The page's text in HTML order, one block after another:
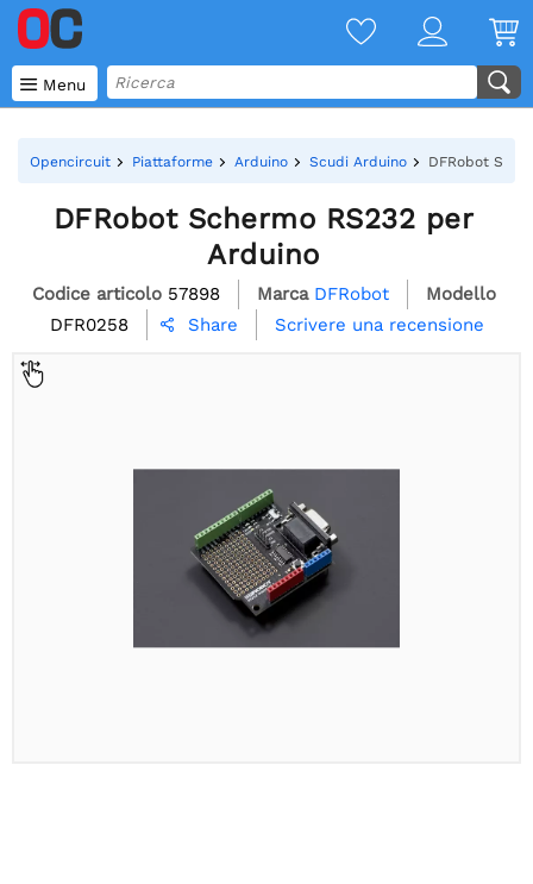
 Menu
Opencircuit Piattaforme Arduino Scudi Arduino DFRobot
DFRobot Schermo RS232 per
Arduino
Codice articolo 57898 Marca DFRobot
Modello
DFR0258
 Share Scrivere una recensione